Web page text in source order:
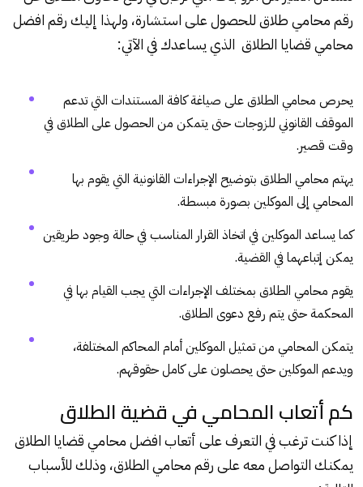
رقم محامي طلاق للحصول على استشارة، ولهذا إليك رقم افضل
محامي قضايا الطلاق الذي يساعدك في الآتي:
يحرص محامي الطلاق على صياغة كافة المستندات التي تدعم
الموقف القانوني للزوجات حتى يتمكن من الحصول على الطلاق في
وقت قصير.
يهتم محامي الطلاق بتوضيح الإجراءات القانونية التي يقوم بها
المحامي إلى الموكلين بصورة مبسطة.
كما يساعد الموكلين في اتخاذ القرار المناسب في حالة وجود طريقين
يمكن إتباعهما في القضية.
يقوم محامي الطلاق بمختلف الإجراءات التي يجب القيام بها في
المحكمة حتى يتم رفع دعوى الطلاق.
يتمكن المحامي من تمثيل الموكلين أمام المحاكم المختلفة،
ويدعم الموكلين حتى يحصلون على كامل حقوقهم.
كم أتعاب المحامي في قضية الطلاق
إذا كنت ترغب في التعرف على أتعاب افضل محامي قضايا الطلاق
يمكنك التواصل معه على رقم محامي الطلاق، وذلك للأسباب